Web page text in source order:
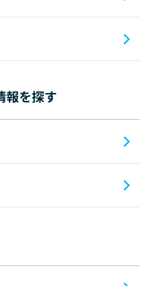
報を探す